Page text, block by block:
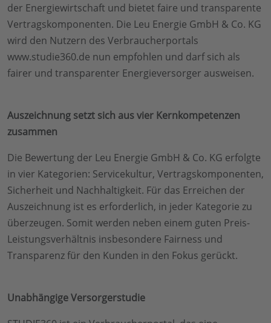
der Energiewirtschaft und bietet faire und transparente
Vertragskomponenten. Die Leu Energie GmbH & Co. KG
wird den Nutzern des Verbraucherportals
www.studie360.de nun empfohlen und darf sich als
fairer und transparenter Energieversorger ausweisen.
Auszeichnung setzt sich aus vier Kernkompetenzen
zusammen
Die Bewertung der Leu Energie GmbH & Co. KG erfolgte
in vier Kategorien: Servicekultur, Vertragskomponenten,
Sicherheit und Nachhaltigkeit. Für das Erreichen der
Auszeichnung ist es erforderlich, in jeder Kategorie zu
überzeugen. Somit werden neben einem guten Preis-
Leistungsverhältnis insbesondere Fairness und
Transparenz für den Kunden in den Fokus gerückt.
Unabhängige Versorgerstudie